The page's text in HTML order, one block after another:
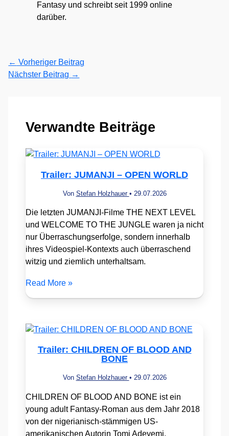
Fantasy und schreibt seit 1999 online
darüber.
← Vorheriger Beitrag
Nächster Beitrag →
Verwandte Beiträge
Trailer: JUMANJI – OPEN WORLD
Von Stefan Holzhauer • 29.07.2026
Die letzten JUMANJI-Filme THE NEXT LEVEL
und WELCOME TO THE JUNGLE waren ja nicht
nur Überraschungserfolge, sondern innerhalb
ihres Videospiel-Kontexts auch überraschend
witzig und ziemlich unterhaltsam.
Read More »
Trailer: CHILDREN OF BLOOD AND
BONE
Von Stefan Holzhauer • 29.07.2026
CHILDREN OF BLOOD AND BONE ist ein
young adult Fantasy-Roman aus dem Jahr 2018
von der nigerianisch-stämmigen US-
amerikanischen Autorin Tomi Adeyemi.